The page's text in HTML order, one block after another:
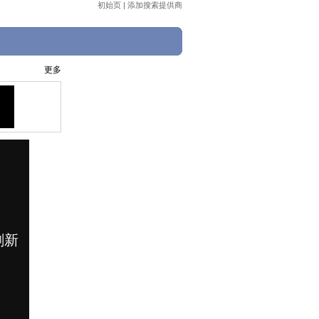
初始页 | 添加搜索提供商
更多